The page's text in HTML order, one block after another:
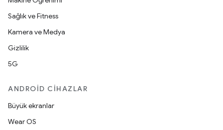
Sağlık ve Fitness
Kamera ve Medya
Gizlilik
5G
ANDROID CIHAZLAR
Büyük ekranlar
Wear OS